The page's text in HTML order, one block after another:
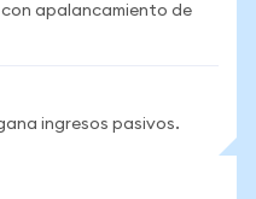
apalancamiento de
ingresos pasivos.